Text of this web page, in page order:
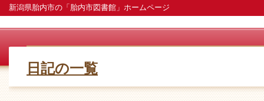
新潟県胎内市の「胎内市図書館」ホームページ
日記の一覧